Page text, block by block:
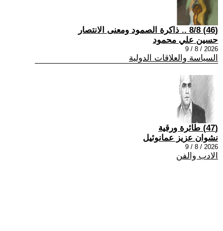
(46) 8/8 .. ذاكرة الصمود ومعنى الانتصار
حسين علي محمود
2026 / 8 / 9
السياسة والعلاقات الدولية
(47) طائرة ورقية
نشوان عزيز عمانوئيل
2026 / 8 / 9
الادب والفن